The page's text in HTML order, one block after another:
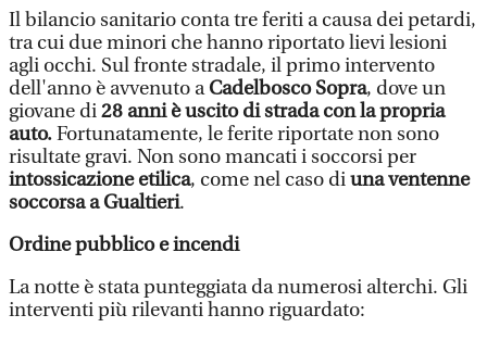
Il bilancio sanitario conta tre feriti a causa dei petardi,
tra cui due minori che hanno riportato lievi lesioni
agli occhi. Sul fronte stradale, il primo intervento
dell'anno è avvenuto aCadelbosco Sopra, dove un
giovane di28 anni è uscito di strada con la propria
auto.Fortunatamente, le ferite riportate non sono
risultate gravi. Non sono mancati i soccorsi per
intossicazione etilica, come nel caso diuna ventenne
soccorsa aGualtieri.
Ordine pubblico e incendi
La notte è stata punteggiata da numerosi alterchi. Gli
interventi più rilevanti hanno riguardato: